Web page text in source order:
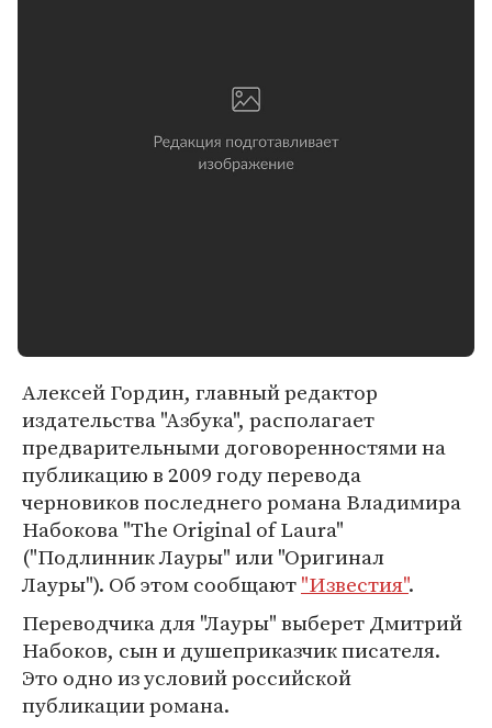
Алексей Гордин, главный редактор
издательства "Азбука", располагает
предварительными договоренностями на
публикацию в 2009 году перевода
черновиков последнего романа Владимира
Набокова "The Original of Laura"
("Подлинник Лауры" или "Оригинал
Лауры"). Об этом сообщают"Известия".
Переводчика для "Лауры" выберет Дмитрий
Набоков, сын и душеприказчик писателя.
Это одно из условий российской
публикации романа.